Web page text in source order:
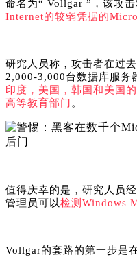
命名为“ Vollgar ”，该攻
Internet的较弱凭据的
研究人员称，攻击者在过
2,000-3,000台数据库服务
印度，美国，韩国和美国
高等教育部门 。
值得庆幸的是，研究人员
管理员可以检测Windows
Vollgar的套路的第一步是